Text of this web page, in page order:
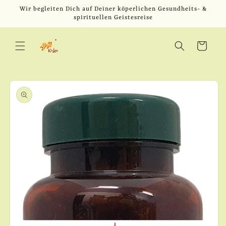
zum
Wir begleiten Dich auf Deiner köperlichen Gesundheits- &
spirituellen Geistesreise
Warenkorb